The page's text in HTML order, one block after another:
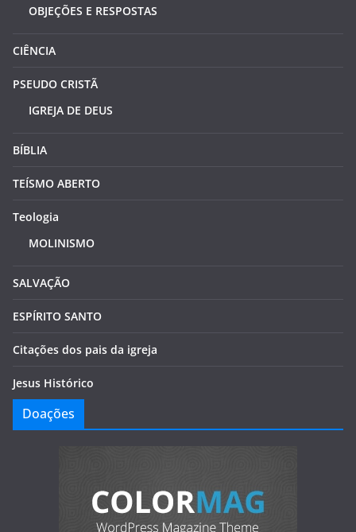
OBJEÇÕES E RESPOSTAS
CIÊNCIA
PSEUDO CRISTÃ
IGREJA DE DEUS
BÍBLIA
TEÍSMO ABERTO
Teologia
MOLINISMO
SALVAÇÃO
ESPÍRITO SANTO
Citações dos pais da igreja
Jesus Histórico
Doações